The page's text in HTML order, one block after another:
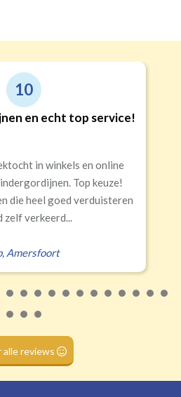
(incl. verstelbare gordijnhaken)
Roede
(tunnel)
Volledige verduisterend
10
en echt top service!
in winkels en online
Top keuze!
die heel goed verduisteren
zelf verkeerd...
, Amersfoort
alle reviews